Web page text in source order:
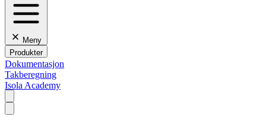
Meny
Produkter
Dokumentasjon
Takberegning
Isola Academy